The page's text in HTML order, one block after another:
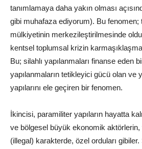
tanımlamaya daha yakın olması
gibi muhafaza ediyorum). Bu fenomen;
mülkiyetinin merkezileştirilmesinde
kentsel toplumsal krizin
Bu; silahlı yapılanmaları finanse eden
yapılanmaların tetikleyici gücü olan ve
yapılarını ele geçiren bir fenomen.
İkincisi, paramiliter yapıların hayatta
ve bölgesel büyük ekonomik aktörlerin,
(illegal) karakterde, özel orduları